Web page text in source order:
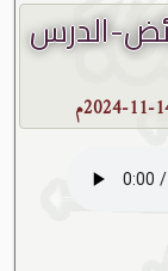
الدرس